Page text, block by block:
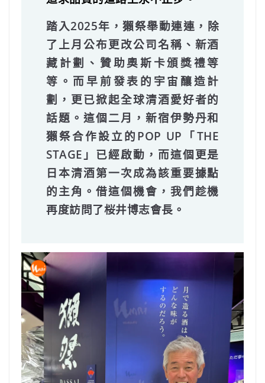
踏入2025年，獺祭舉動連連，除
了上月公布更改公司名稱、新酒
藏計劃、贊助奧斯卡頒獎禮等
等。而早前發表的宇宙釀造計
劃，更已掀起全球清酒愛好者的
話題。這個二月，新宿伊勢丹和
獺祭合作設立的POP UP「THE
STAGE」已經啟動，而這個更是
日本清酒第一次成為該重要據點
的主角。借這個機會，我們趁機
再度訪問了桜井博志會長。